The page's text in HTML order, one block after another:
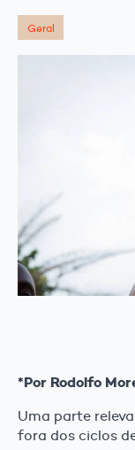
Geral
*Por Rodolfo
Uma parte
fora dos ciclos